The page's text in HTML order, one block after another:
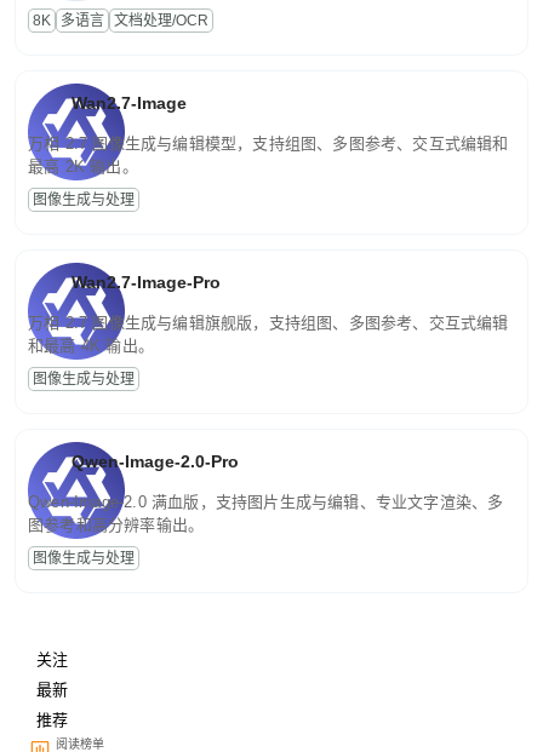
为便于存储、检索和二次处理的结构化结果。
8K 多语言 文档处理/OCR
Wan2.7-Image
万相 2.7 图像生成与编辑模型，支持组图、多图参考、交互式编辑和
最高 2K 输出。
图像生成与处理
Wan2.7-Image-Pro
万相 2.7 图像生成与编辑旗舰版，支持组图、多图参考、交互式编辑
和最高 4K 输出。
图像生成与处理
Qwen-Image-2.0-Pro
Qwen-Image-2.0 满血版，支持图片生成与编辑、专业文字渲染、多
图参考和高分辨率输出。
图像生成与处理
关注
最新
推荐
阅读榜单